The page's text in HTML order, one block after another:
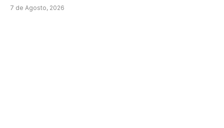
7 de Agosto, 2026